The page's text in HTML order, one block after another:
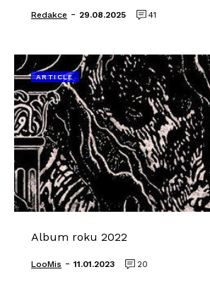
Redakce - 29.08.2025 41
ARTICLE
Album roku 2022
LooMis - 11.01.2023 20